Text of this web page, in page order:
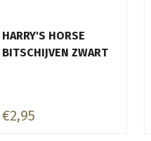
HARRY'S HORSE
BITSCHIJVEN ZWART
€2,95